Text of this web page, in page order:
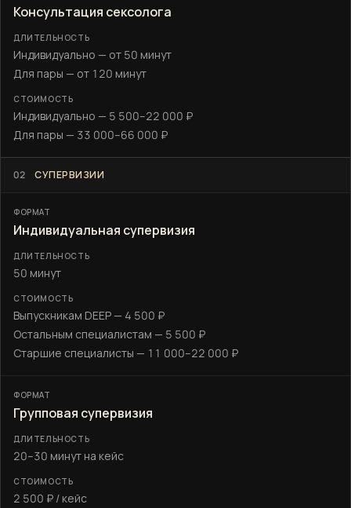
Консультация сексолога
Индивидуально — от 50 минут
Для пары — от 120 минут
Индивидуально — 5 500–22 000 ₽
Для пары — 33 000–66 000 ₽
02 СУПЕРВИЗИИ
Индивидуальная супервизия
50 минут
Выпускникам DEEP — 4 500 ₽
Остальным специалистам — 5 500 ₽
Старшие специалисты — 11 000–22 000 ₽
Групповая супервизия
20–30 минут на кейс
2 500 ₽ / кейс